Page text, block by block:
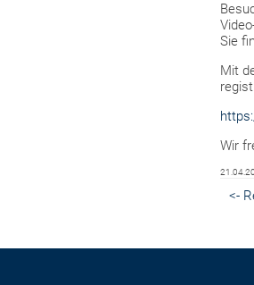
Sie
Mit
Wir
<-